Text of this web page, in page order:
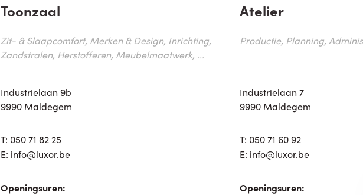
Toonzaal
Zit- & Slaapcomfort, Merken & Design, Inrichting,
Zandstralen, Herstofferen, Meubelmaatwerk, ...
Industrielaan 9b
9990 Maldegem
T: 050 71 82 25
E: info@luxor.be
Openingsuren:
Atelier
Productie, Planning,
Industrielaan 7
9990 Maldegem
T: 050 71 60 92
E: info@luxor.be
Openingsuren: